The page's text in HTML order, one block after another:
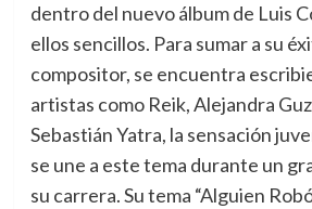
dentro del nuevo álbum de Luis
ellos sencillos. Para sumar a su
compositor, se encuentra
artistas como Reik, Alejandra
Sebastián Yatra, la sensación
se une a este tema durante un
su carrera. Su tema “Alguien